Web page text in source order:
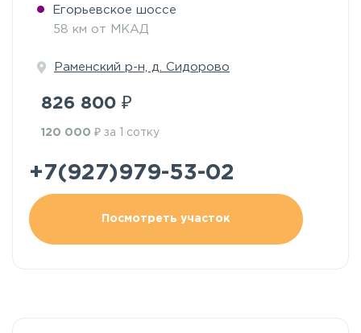
Егорьевское шоссе
58 км от МКАД
Раменский р-н, д. Сидорово
826 800 ₽
120 000 ₽ за 1 сотку
+7(927)979-53-02
Посмотреть участок